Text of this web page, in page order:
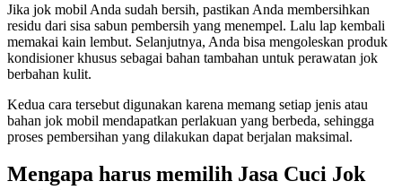
Jika jok mobil Anda sudah bersih, pastikan Anda membersihkan
residu dari sisa sabun pembersih yang menempel. Lalu lap kembali
memakai kain lembut. Selanjutnya, Anda bisa mengoleskan produk
kondisioner khusus sebagai bahan tambahan untuk perawatan jok
berbahan kulit.
Kedua cara tersebut digunakan karena memang setiap jenis atau
bahan jok mobil mendapatkan perlakuan yang berbeda, sehingga
proses pembersihan yang dilakukan dapat berjalan maksimal.
Mengapa harus memilih Jasa Cuci Jok